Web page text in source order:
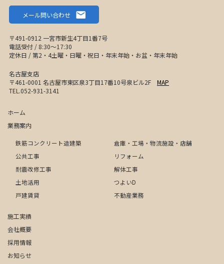
メール問い合わせ
〒491-0912 一宮市新生4丁目1番7号
電話受付 / 8:30〜17:30
定休日 / 第2・4土曜・日曜・祝日・年末年始・お盆・年末年始
名古屋支店
〒461-0001 名古屋市東区泉3丁目17番10号泉ビル2F MAP
TEL.052-931-3141
ホーム
業務案内
鉄筋コンクリート造建築
倉庫・工場・物流施設・店舗
公共工事
リフォーム
耐震改修工事
解体工事
土地活用
つよいD
戸建賃貸
不動産業務
施工実績
会社概要
採用情報
お知らせ